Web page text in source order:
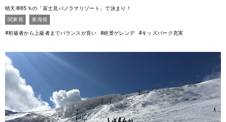
晴天率85％の「富士見パノラマリゾート」で決まり！
関東発
東海発
#初級者から上級者までバランスが良い #絶景ゲレンデ #キッズパーク充実